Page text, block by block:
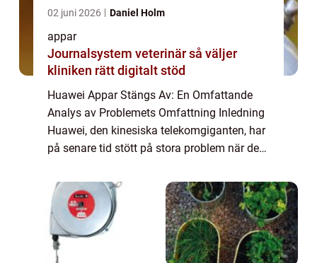
02 juni 2026 Daniel Holm
appar
Journalsystem veterinär så väljer
kliniken rätt digitalt stöd
Huawei Appar Stängs Av: En Omfattande
Analys av Problemets Omfattning Inledning
Huawei, den kinesiska telekomgiganten, har
på senare tid stött på stora problem när det
olika aktörer runt om i världen. Denna ar...